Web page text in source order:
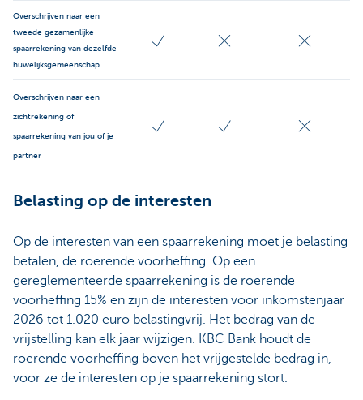
Overschrijven naar een
tweede gezamenlijke
spaarrekening van dezelfde
huwelijksgemeenschap
Overschrijven naar een
zichtrekening of
spaarrekening van jou of je
partner
Belasting op de interesten
Op de interesten van een spaarrekening moet je belasting
betalen, de roerende voorheffing. Op een
gereglementeerde spaarrekening is de roerende
voorheffing 15% en zijn de interesten voor inkomstenjaar
2026 tot 1.020 euro belastingvrij. Het bedrag van de
vrijstelling kan elk jaar wijzigen. KBC Bank houdt de
roerende voorheffing boven het vrijgestelde bedrag in,
voor ze de interesten op je spaarrekening stort.